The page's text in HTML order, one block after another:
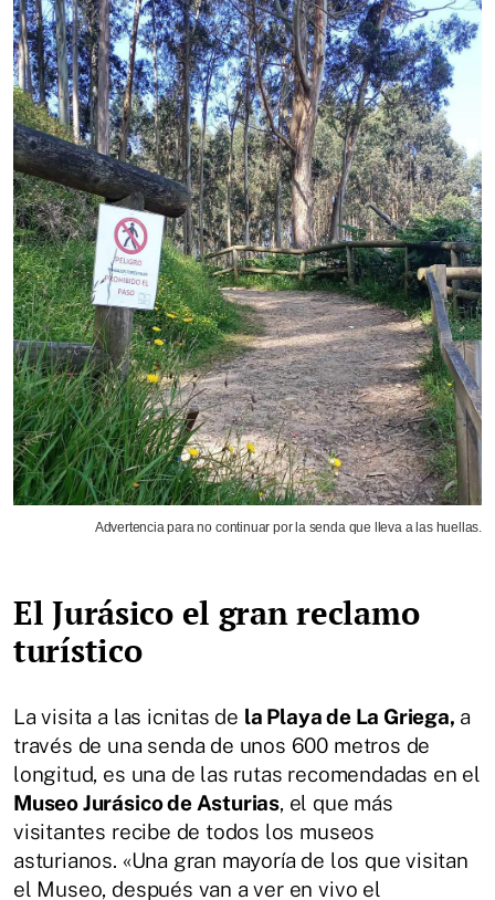
Advertencia para no continuar por la senda que lleva a las huellas.
El Jurásico el gran reclamo
turístico
La visita a las icnitas de la Playa de La Griega, a
través de una senda de unos 600 metros de
longitud, es una de las rutas recomendadas en el
Museo Jurásico de Asturias, el que más
visitantes recibe de todos los museos
asturianos. «Una gran mayoría de los que visitan
el Museo, después van a ver en vivo el